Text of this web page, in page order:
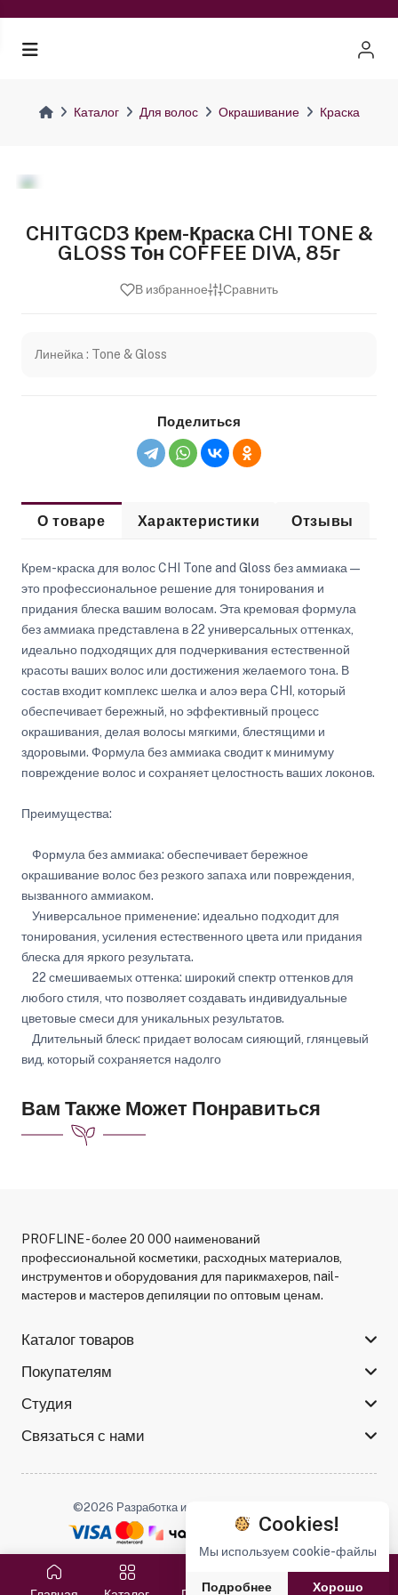
Каталог Для волос Окрашивание Краска
CHITGCD3 Крем-Краска CHI TONE &
GLOSS Тон COFFEE DIVA, 85г
В избранное Сравнить
Линейка : Tone & Gloss
Поделиться
О товаре Характеристики Отзывы
Крем-краска для волос CHI Tone and Gloss без аммиака —
это профессиональное решение для тонирования и
придания блеска вашим волосам. Эта кремовая формула
без аммиака представлена в 22 универсальных оттенках,
идеально подходящих для подчеркивания естественной
красоты ваших волос или достижения желаемого тона. В
состав входит комплекс шелка и алоэ вера CHI, который
обеспечивает бережный, но эффективный процесс
окрашивания, делая волосы мягкими, блестящими и
здоровыми. Формула без аммиака сводит к минимуму
повреждение волос и сохраняет целостность ваших локонов.
Преимущества:
Формула без аммиака: обеспечивает бережное
окрашивание волос без резкого запаха или повреждения,
вызванного аммиаком.
Универсальное применение: идеально подходит для
тонирования, усиления естественного цвета или придания
блеска для яркого результата.
22 смешиваемых оттенка: широкий спектр оттенков для
любого стиля, что позволяет создавать индивидуальные
цветовые смеси для уникальных результатов.
Длительный блеск: придает волосам сияющий, глянцевый
вид, который сохраняется надолго
Вам Также Может Понравиться
PROFLINE - более 20 000 наименований
профессиональной косметики, расходных материалов,
инструментов и оборудования для парикмахеров, nail-
мастеров и мастеров депиляции по оптовым ценам.
Каталог товаров
Покупателям
Студия
Связаться с нами
©2026 Разработка и поддержка -
Мы в соцсетях :
Cookies!
Мы используем cookie-файлы
Подробнее Хорошо